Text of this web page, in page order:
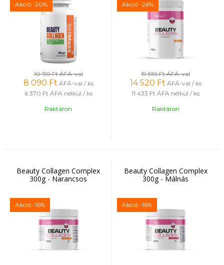
Akció -20%
10 110 FtÁFÁ-val
8 090 Ft ÁFÁ-val / ks
6 370 Ft ÁFA nélkül / ks
Raktáron
Akció -26%
19 510 FtÁFÁ-val
14 520 Ft ÁFÁ-val / ks
11 433 Ft ÁFA nélkül / ks
Raktáron
Beauty Collagen Complex
300g - Narancsos
Akció -16%
Beauty Collagen Complex
300g - Málnás
Akció -16%